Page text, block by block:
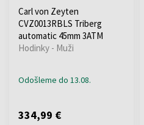
Carl von Zeyten
CVZ0013RBLS Triberg
automatic 45mm 3ATM
Hodinky - Muži
Odošleme do 13.08.
334,99 €